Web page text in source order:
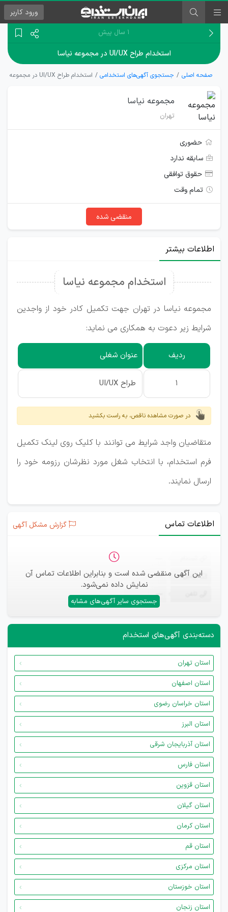
ورود کاربر
۱ سال پیش
استخدام طراح UI/UX در مجموعه نیاسا
صفحه اصلی جستجوی آگهی‌های استخدامی استخدام طراح UI/UX در مجموعه نیاسا
مجموعه نیاسا
تهران
حضوری
سابقه ندارد
حقوق توافقی
تمام وقت
منقضی شده
اطلاعات بیشتر
استخدام مجموعه نیاسا
مجموعه نیاسا در تهران جهت تکمیل کادر خود از واجدین
شرایط زیر دعوت به همکاری می نماید:
ردیف عنوان شغلی
1 طراح UI/UX
در صورت مشاهده ناقص، به راست بکشید
متقاضیان واجد شرایط می توانند با کلیک روی لینک تکمیل
فرم استخدام، با انتخاب شغل مورد نظرشان رزومه خود را
ارسال نمایند.
اطلاعات تماس گزارش مشکل آگهی
این آگهی منقضی شده است و بنابراین اطلاعات تماس آن
نمایش داده نمی‌شود.
جستجوی سایر آگهی‌های مشابه
ایمیل —
—
دسته‌بندی آگهی‌های استخدام
استان تهران
استان اصفهان
استان خراسان رضوی
استان البرز
استان آذربایجان شرقی
استان فارس
استان قزوین
استان گیلان
استان کرمان
استان قم
استان مرکزی
استان خوزستان
استان زنجان